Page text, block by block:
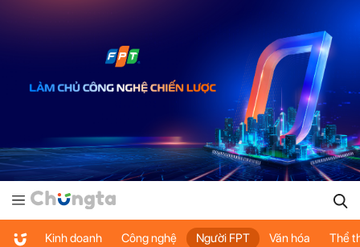
Kinh doanh Công nghệ Người FPT Văn hóa Thể